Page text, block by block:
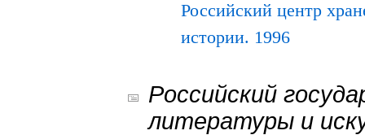
Российский центр
истории. 1996
Российский
литературы и